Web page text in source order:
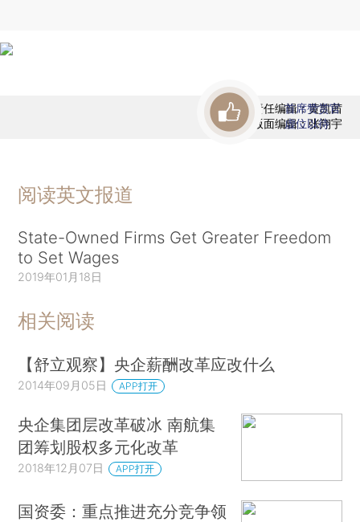
责任编辑：黄凯茜
版面编辑：张翔宇
首席赞赏官
虚位以待
阅读英文报道
State-Owned Firms Get Greater Freedom
to Set Wages
2019年01月18日
相关阅读
【舒立观察】央企薪酬改革应改什么
2014年09月05日 APP打开
央企集团层改革破冰 南航集
团筹划股权多元化改革
2018年12月07日 APP打开
国资委：重点推进充分竞争领